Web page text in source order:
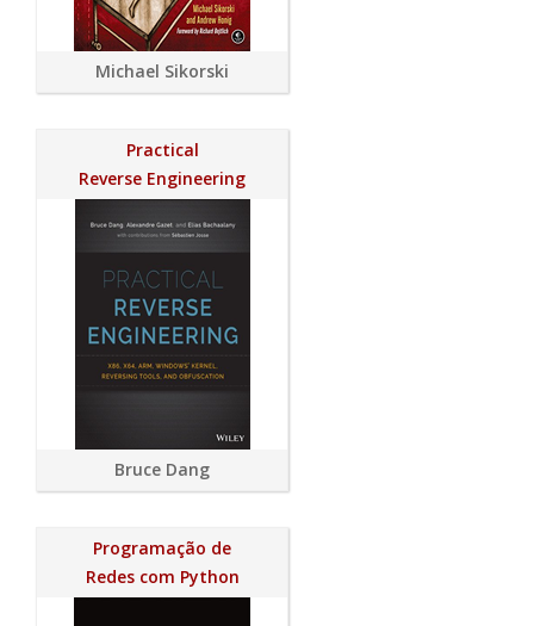
Michael Sikorski
Practical
Reverse Engineering
Bruce Dang
Programação de
Redes com Python